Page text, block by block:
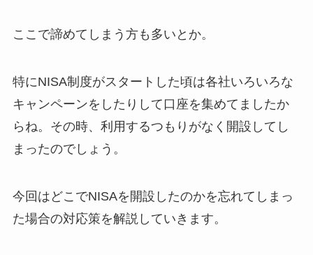
ここで諦めてしまう方も多いとか。
特にNISA制度がスタートした頃は各社いろいろな
キャンペーンをしたりして口座を集めてましたか
らね。その時、利用するつもりがなく開設してし
まったのでしょう。
今回はどこでNISAを開設したのかを忘れてしまっ
た場合の対応策を解説していきます。